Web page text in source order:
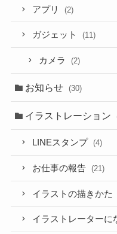
アプリ (2)
ガジェット (11)
カメラ (2)
お知らせ (30)
イラストレーション
LINEスタンプ (4)
お仕事の報告 (21)
イラストの描きかた
イラストレーターに